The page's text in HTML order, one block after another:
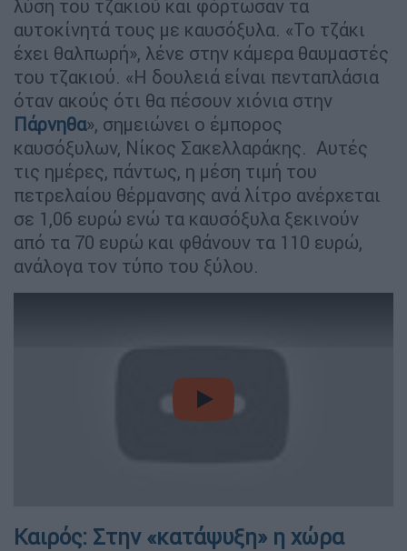
λύση του τζακιού και φόρτωσαν τα
αυτοκίνητά τους με καυσόξυλα. «Το τζάκι
έχει θαλπωρή», λένε στην κάμερα θαυμαστές
του τζακιού. «Η δουλειά είναι πενταπλάσια
όταν ακούς ότι θα πέσουν χιόνια στην
Πάρνηθα», σημειώνει ο έμπορος
καυσόξυλων, Νίκος Σακελλαράκης. Αυτές
τις ημέρες, πάντως, η μέση τιμή του
πετρελαίου θέρμανσης ανά λίτρο ανέρχεται
σε 1,06 ευρώ ενώ τα καυσόξυλα ξεκινούν
από τα 70 ευρώ και φθάνουν τα 110 ευρώ,
ανάλογα τον τύπο του ξύλου.
video
Καιρός: Στην «κατάψυξη» η χώρα